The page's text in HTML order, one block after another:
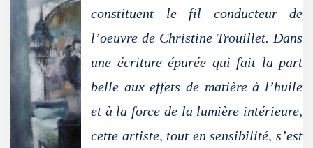
constituent le fil conducteur de
l’oeuvre de Christine Trouillet. Dans
une écriture épurée qui fait la part
belle aux effets de matière à l’huile
et à la force de la lumière intérieure,
cette artiste, tout en sensibilité, s’est